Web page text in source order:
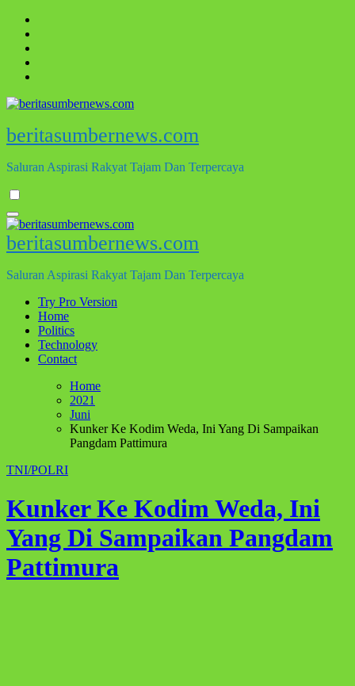
Skip
content
beritasumbernews.com
Saluran Aspirasi Rakyat Tajam Dan Terpercaya
beritasumbernews.com
Saluran Aspirasi Rakyat Tajam Dan Terpercaya
Try Pro Version
Home
Politics
Technology
Contact
Home
2021
Juni
Kunker Ke Kodim Weda, Ini Yang Di Sampaikan
Pangdam Pattimura
TNI/POLRI
Kunker Ke Kodim Weda, Ini
Yang Di Sampaikan Pangdam
Pattimura